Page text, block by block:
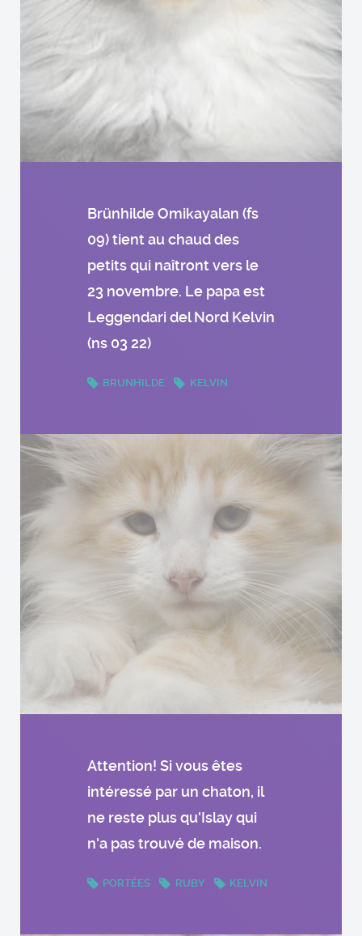
Brünhilde Omikayalan (fs
09) tient au chaud des
petits qui naîtront vers le
23 novembre. Le papa est
Leggendari del Nord Kelvin
(ns 03 22)
BRUNHILDE KELVIN
Attention! Si vous êtes
intéressé par un chaton, il
ne reste plus qu'Islay qui
n'a pas trouvé de maison.
PORTÉES RUBY KELVIN